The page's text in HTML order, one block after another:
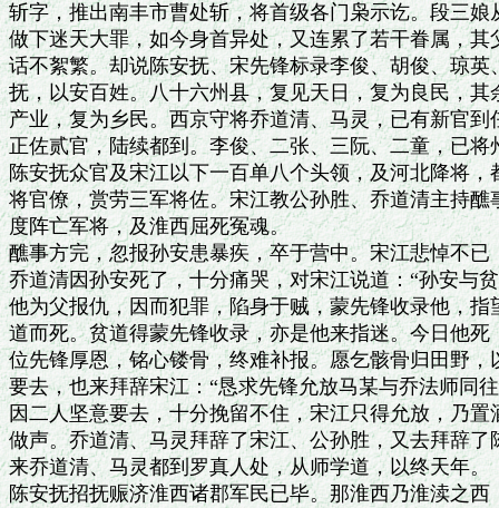
斩字，推出南丰市曹处斩，将首级各门枭示讫。段三
做下迷天大罪，如今身首异处，又连累了若干眷属，其
话不絮繁。却说陈安抚、宋先锋标录李俊、胡俊、琼
抚，以安百姓。八十六州县，复见天日，复为良民，
产业，复为乡民。西京守将乔道清、马灵，已有新官
正佐贰官，陆续都到。李俊、二张、三阮、二童，已
陈安抚众官及宋江以下一百单八个头领，及河北降将
将官僚，赏劳三军将佐。宋江教公孙胜、乔道清主持
度阵亡军将，及淮西屈死冤魂。
醮事方完，忽报孙安患暴疾，卒于营中。宋江悲悼不
乔道清因孙安死了，十分痛哭，对宋江说道：“孙安与
他为父报仇，因而犯罪，陷身于贼，蒙先锋收录他，
道而死。贫道得蒙先锋收录，亦是他来指迷。今日他
位先锋厚恩，铭心镂骨，终难补报。愿乞骸骨归田野，
要去，也来拜辞宋江：“恳求先锋允放马某与乔法师同
因二人坚意要去，十分挽留不住，宋江只得允放，乃
做声。乔道清、马灵拜辞了宋江、公孙胜，又去拜辞
来乔道清、马灵都到罗真人处，从师学道，以终天年。
陈安抚招抚赈济淮西诸郡军民已毕。那淮西乃淮渎之